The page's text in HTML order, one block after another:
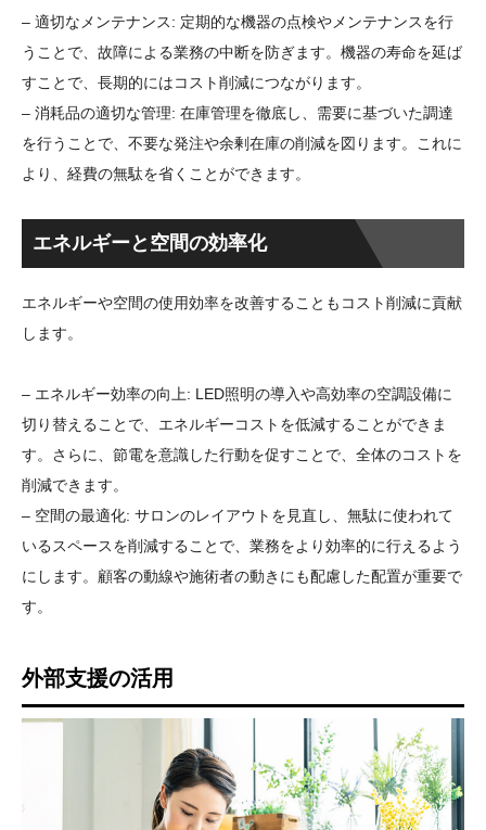
– 適切なメンテナンス: 定期的な機器の点検やメンテナンスを行
うことで、故障による業務の中断を防ぎます。機器の寿命を延ば
すことで、長期的にはコスト削減につながります。
– 消耗品の適切な管理: 在庫管理を徹底し、需要に基づいた調達
を行うことで、不要な発注や余剰在庫の削減を図ります。これに
より、経費の無駄を省くことができます。
エネルギーと空間の効率化
エネルギーや空間の使用効率を改善することもコスト削減に貢献
します。
– エネルギー効率の向上: LED照明の導入や高効率の空調設備に
切り替えることで、エネルギーコストを低減することができま
す。さらに、節電を意識した行動を促すことで、全体のコストを
削減できます。
– 空間の最適化: サロンのレイアウトを見直し、無駄に使われて
いるスペースを削減することで、業務をより効率的に行えるよう
にします。顧客の動線や施術者の動きにも配慮した配置が重要で
す。
外部支援の活用